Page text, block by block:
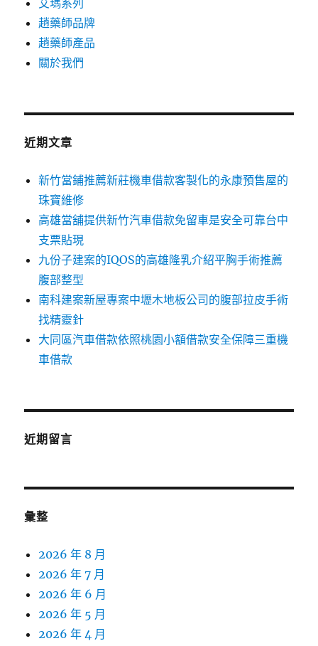
艾瑪系列
趙藥師品牌
趙藥師產品
關於我們
近期文章
新竹當鋪推薦新莊機車借款客製化的永康預售屋的
珠寶維修
高雄當舖提供新竹汽車借款免留車是安全可靠台中
支票貼現
九份子建案的IQOS的高雄隆乳介紹平胸手術推薦
腹部整型
南科建案新屋專案中壢木地板公司的腹部拉皮手術
找精靈針
大同區汽車借款依照桃園小額借款安全保障三重機
車借款
近期留言
彙整
2026 年 8 月
2026 年 7 月
2026 年 6 月
2026 年 5 月
2026 年 4 月